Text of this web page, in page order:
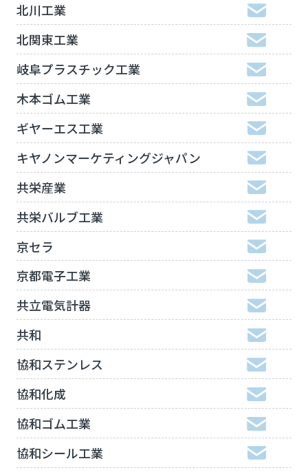
北川工業
北関東工業
岐阜プラスチック工業
木本ゴム工業
ギヤーエス工業
キヤノンマーケティングジャパン
共栄産業
共栄バルブ工業
京セラ
京都電子工業
共立電気計器
共和
協和ステンレス
協和化成
協和ゴム工業
協和シール工業